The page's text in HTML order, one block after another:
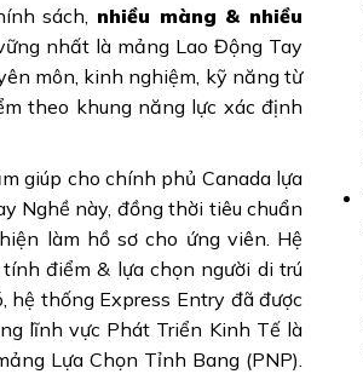
sách, nhiều màng & nhiều
nhất là mảng Lao Động Tay
môn, kinh nghiệm, kỹ năng từ
theo khung năng lực xác định
giúp cho chính phủ Canada lựa
Nghề này, đồng thời tiêu chuẩn
làm hồ sơ cho ứng viên. Hệ
điểm & lựa chọn người di trú
hệ thống Express Entry đã được
lĩnh vực Phát Triển Kinh Tế là
Lựa Chọn Tỉnh Bang (PNP).